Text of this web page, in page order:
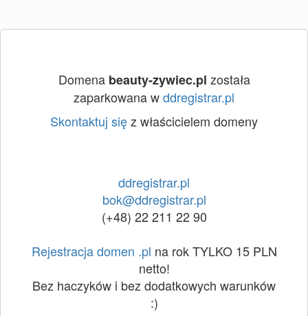
Domena beauty-zywiec.pl została
zaparkowana wddregistrar.pl
Skontaktuj sięz właścicielem domeny
ddregistrar.pl
bok@ddregistrar.pl
(+48) 22 211 22 90
Rejestracja domen .pl na rok TYLKO 15 PLN
netto!
Bez haczyków i bez dodatkowych warunków
:)